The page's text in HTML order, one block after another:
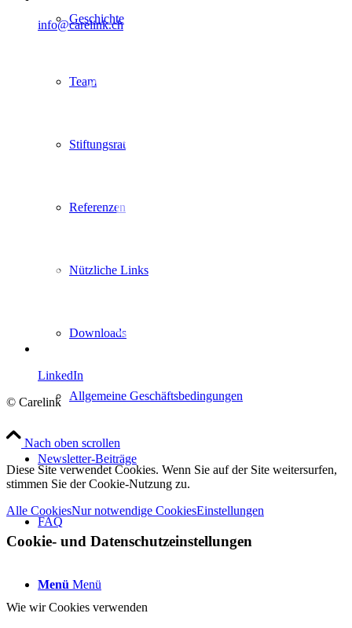
Geschichte
Team
Stiftungsrat
Referenzen
Nützliche Links
Downloads
Allgemeine Geschäftsbedingungen
Newsletter-Beiträge
FAQ
Menü Menü
info@carelink.ch
LinkedIn
© Carelink
Nach oben scrollen
Diese Site verwendet Cookies. Wenn Sie auf der Site weitersurfen,
stimmen Sie der Cookie-Nutzung zu.
Alle CookiesNur notwendige CookiesEinstellungen
Cookie- und Datenschutzeinstellungen
Wie wir Cookies verwenden